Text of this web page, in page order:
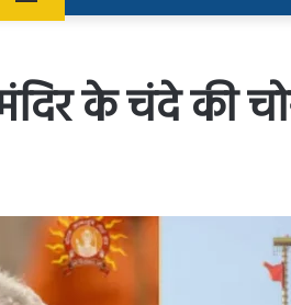
के चंदे की